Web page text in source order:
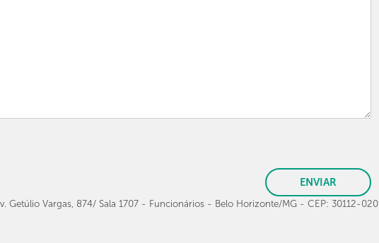
ENVIAR
Getúlio Vargas, 874/ Sala 1707 - Funcionários - Belo Horizonte/MG - CEP: 30112-020.